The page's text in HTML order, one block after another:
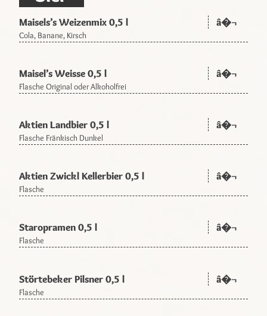
Maisels’s Weizenmix 0,5 l â�¬
Cola, Banane, Kirsch
Maisel’s Weisse 0,5 l â�¬
Flasche Original oder Alkoholfrei
Aktien Landbier 0,5 l â�¬
Flasche Fränkisch Dunkel
Aktien Zwickl Kellerbier 0,5 l â�¬
Flasche
Staropramen 0,5 l â�¬
Flasche
Störtebeker Pilsner 0,5 l â�¬
Flasche